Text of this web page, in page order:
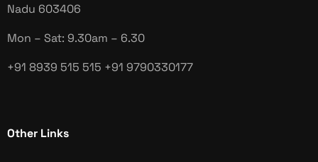
Nadu 603406
Mon – Sat: 9.30am – 6.30
+91 8939 515 515 +91 9790330177
Other Links